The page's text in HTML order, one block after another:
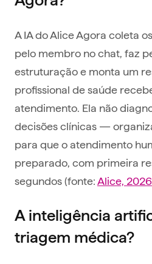
A IA do Alice Agora coleta
pelo membro no chat, faz
estruturação e monta um
profissional de saúde
atendimento. Ela não
decisões clínicas —
para que o atendimento
preparado, com primeira
segundos (fonte:Alice, 2026
A inteligência
triagem médica?